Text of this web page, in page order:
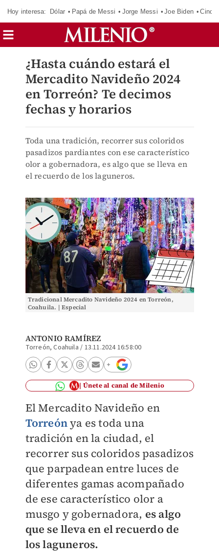
Hoy interesa: Dólar Papá de Messi Jorge Messi Joe Biden
¿Hasta cuándo estará el
Mercadito Navideño 2024
en Torreón? Te decimos
fechas y horarios
Toda una tradición, recorrer sus coloridos
pasadizos pardiantes con ese característico
olor a gobernadora, es algo que se lleva en
el recuerdo de los laguneros.
Tradicional Mercadito Navideño 2024 en Torreón,
Coahuila. | Especial
ANTONIO RAMÍREZ
Torreón, Coahuila / 13.11.2024 16:58:00
Únete al canal de Milenio
El Mercadito Navideño en
Torreónya es toda una
tradición en la ciudad, el
recorrer sus coloridos pasadizos
que parpadean entre luces de
diferentes gamas acompañado
de ese característico olor a
musgo y gobernadora, es algo
que se lleva en el recuerdo de
los laguneros.